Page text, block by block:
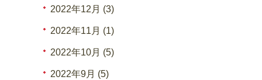
2022年12月 (3)
2022年11月 (1)
2022年10月 (5)
2022年9月 (5)